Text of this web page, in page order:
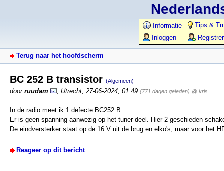
Informatie
Tips &
Inloggen
Terug naar het hoofdscherm
BC 252 B transistor (Algemeen)
door ruudam Utrecht 27-06-2024, 01:49 (771 dagen geleden) @ kris
In de radio meet ik 1 defecte BC252 B.
Er is geen spanning aanwezig op het tuner deel. Hier 2 geschieden
De eindversterker staat op de 16 V uit de brug en elko's, maar voor het
Reageer op dit bericht